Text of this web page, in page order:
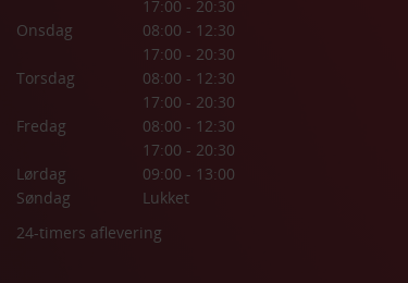
17:00 - 20:30
Onsdag
08:00 - 12:30
17:00 - 20:30
Torsdag
08:00 - 12:30
17:00 - 20:30
Fredag
08:00 - 12:30
17:00 - 20:30
Lørdag
09:00 - 13:00
Søndag
Lukket
24-timers aflevering